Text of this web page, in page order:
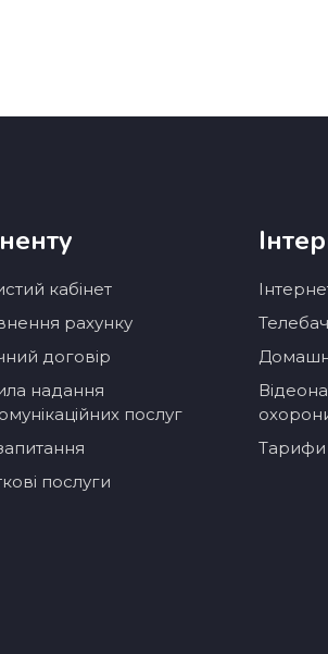
кабінет
рахунку
договір
надання
послуг
послуги
Тарифи